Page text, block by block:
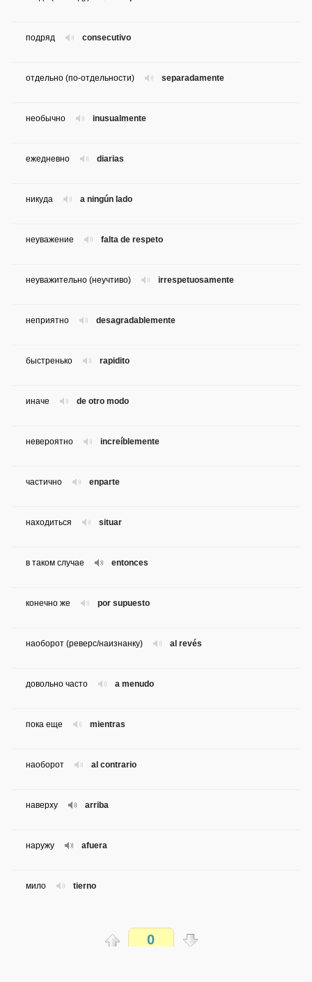
consecutivo
подряд
separadamente
отдельно (по-отдельности)
inusualmente
необычно
diarias
ежедневно
a ningún lado
никуда
falta de respeto
неуважение
irrespetuosamente
неуважительно (неучтиво)
desagradablemente
неприятно
rapidito
быстренько
de otro modo
иначе
increíblemente
невероятно
enparte
частично
situar
находиться
entonces
в таком случае
por supuesto
конечно же
al revés
наоборот (реверс/наизнанку)
a menudo
довольно часто
mientras
пока еще
al contrario
наоборот
arriba
наверху
afuera
наружу
tierno
мило
tradicionalmente
0